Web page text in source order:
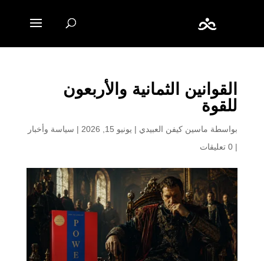
القوانين الثمانية والأربعون
للقوة
بواسطة ماسين كيفن العبيدي | يونيو 15, 2026 | سياسة وأخبار
| 0 تعليقات